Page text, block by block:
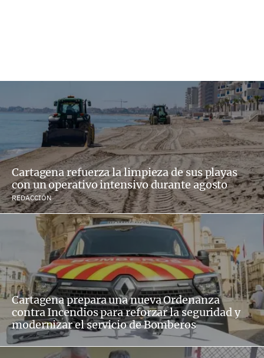
Cartagena refuerza la limpieza de sus playas
con un operativo intensivo durante agosto
REDACCIÓN
Cartagena prepara una nueva Ordenanza
contra Incendios para reforzar la seguridad y
modernizar el servicio de Bomberos